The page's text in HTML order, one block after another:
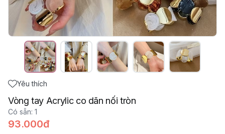
Yêu thích
Vòng tay Acrylic co dãn nối tròn
Có sẵn: 1
93.000đ